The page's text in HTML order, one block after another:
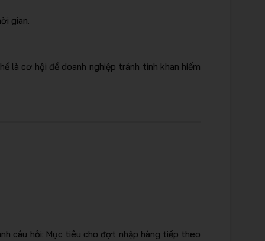
gian.
cơ hội để doanh nghiệp tránh tình khan hiếm
câu hỏi: Mục tiêu cho đợt nhập hàng tiếp theo